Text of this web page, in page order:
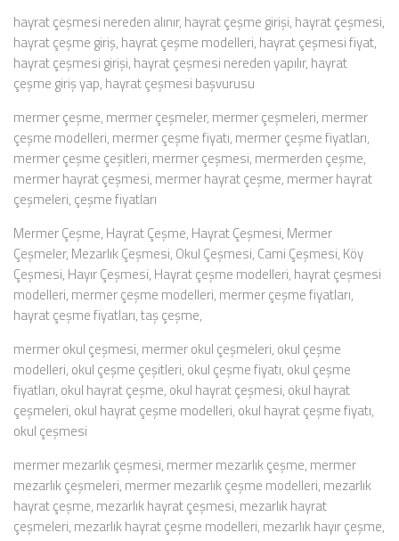
hayrat çeşmesi nereden alınır, hayrat çeşme girişi, hayrat çeşmesi,
hayrat çeşme giriş, hayrat çeşme modelleri, hayrat çeşmesi fiyat,
hayrat çeşmesi girişi, hayrat çeşmesi nereden yapılır, hayrat
çeşme giriş yap, hayrat çeşmesi başvurusu
mermer çeşme, mermer çeşmeler, mermer çeşmeleri, mermer
çeşme modelleri, mermer çeşme fiyatı, mermer çeşme fiyatları,
mermer çeşme çeşitleri, mermer çeşmesi, mermerden çeşme,
mermer hayrat çeşmesi, mermer hayrat çeşme, mermer hayrat
çeşmeleri, çeşme fiyatları
Mermer Çeşme, Hayrat Çeşme, Hayrat Çeşmesi, Mermer
Çeşmeler, Mezarlık Çeşmesi, Okul Çeşmesi, Cami Çeşmesi, Köy
Çeşmesi, Hayır Çeşmesi, Hayrat çeşme modelleri, hayrat çeşmesi
modelleri, mermer çeşme modelleri, mermer çeşme fiyatları,
hayrat çeşme fiyatları, taş çeşme,
mermer okul çeşmesi, mermer okul çeşmeleri, okul çeşme
modelleri, okul çeşme çeşitleri, okul çeşme fiyatı, okul çeşme
fiyatları, okul hayrat çeşme, okul hayrat çeşmesi, okul hayrat
çeşmeleri, okul hayrat çeşme modelleri, okul hayrat çeşme fiyatı,
okul çeşmesi
mermer mezarlık çeşmesi, mermer mezarlık çeşme, mermer
mezarlık çeşmeleri, mermer mezarlık çeşme modelleri, mezarlık
hayrat çeşme, mezarlık hayrat çeşmesi, mezarlık hayrat
çeşmeleri, mezarlık hayrat çeşme modelleri, mezarlık hayır çeşme,